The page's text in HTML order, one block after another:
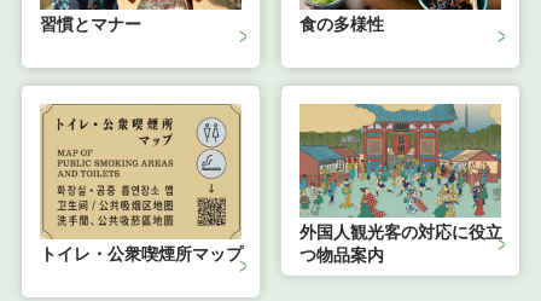
習慣とマナー 食の多様性
トイレ・公衆喫煙所マップ
外国人観光客の対応に役立
つ物品案内